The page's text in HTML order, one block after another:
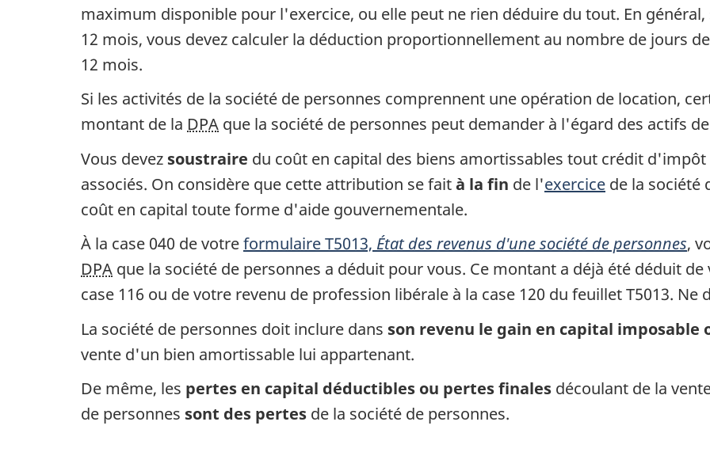
maximum disponible pour l'exercice, ou elle peut ne rien déduire du tout. En
12 mois, vous devez calculer la déduction proportionnellement au nombre de jours
12 mois.
Si les activités de la société de personnes comprennent une opération de location,
montant de la DPA que la société de personnes peut demander à l'égard des actifs
Vous devez soustraire du coût en capital des biens amortissables tout crédit
associés. On considère que cette attribution se faità la fin de l'exercice de la société
coût en capital toute forme d'aide gouvernementale.
À la case 040 de votreformulaire T5013, État des revenus d'une société de personnes,
DPA que la société de personnes a déduit pour vous. Ce montant a déjà été déduit
case 116 ou de votre revenu de profession libérale à la case 120 du feuillet T5013. Ne
La société de personnes doit inclure dans son revenu le gain en capital imposable
vente d'un bien amortissable lui appartenant.
De même, les pertes en capital déductibles ou pertes finales découlant de la
de personnes sont des pertes de la société de personnes.